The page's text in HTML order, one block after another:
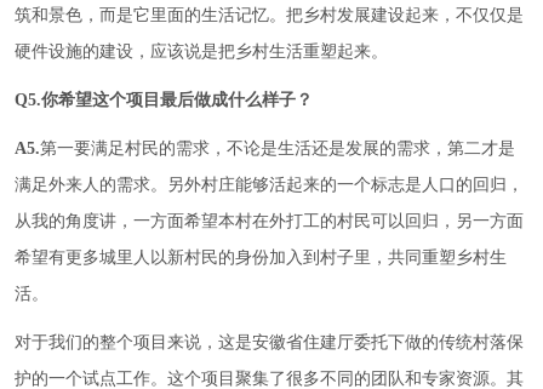
筑和景色，而是它里面的生活记忆。把乡村发展建设起来，不仅仅是
硬件设施的建设，应该说是把乡村生活重塑起来。
Q5.你希望这个项目最后做成什么样子？
A5.第一要满足村民的需求，不论是生活还是发展的需求，第二才是
满足外来人的需求。另外村庄能够活起来的一个标志是人口的回归，
从我的角度讲，一方面希望本村在外打工的村民可以回归，另一方面
希望有更多城里人以新村民的身份加入到村子里，共同重塑乡村生
活。
对于我们的整个项目来说，这是安徽省住建厅委托下做的传统村落保
护的一个试点工作。这个项目聚集了很多不同的团队和专家资源。其